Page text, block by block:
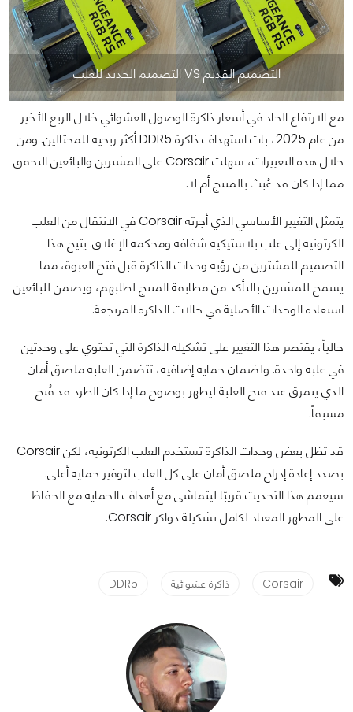
التصميم القديم VS التصميم الجديد للعلب
مع الارتفاع الحاد في أسعار ذاكرة الوصول العشوائي خلال الربع الأخير
من عام 2025، بات استهداف ذاكرة DDR5 أكثر ربحية للمحتالين. ومن
خلال هذه التغييرات، سهلت Corsair على المشترين والبائعين التحقق
مما إذا كان قد عُبث بالمنتج أم لا.
يتمثل التغيير الأساسي الذي أجرته Corsair في الانتقال من العلب
الكرتونية إلى علب بلاستيكية شفافة ومحكمة الإغلاق. يتيح هذا
التصميم للمشترين من رؤية وحدات الذاكرة قبل فتح العبوة، مما
يسمح للمشترين بالتأكد من مطابقة المنتج لطلبهم، ويضمن للبائعين
استعادة الوحدات الأصلية في حالات الذاكرة المرتجعة.
حالياً، يقتصر هذا التغيير على تشكيلة الذاكرة التي تحتوي على وحدتين
في علبة واحدة. ولضمان حماية إضافية، تتضمن العلبة ملصق أمان
الذي يتمزق عند فتح العلبة ليظهر بوضوح ما إذا كان الطرد قد فُتح
مسبقاً.
قد تظل بعض وحدات الذاكرة تستخدم العلب الكرتونية، لكن Corsair
بصدد إعادة إدراج ملصق أمان على كل العلب لتوفير حماية أعلى.
سيعمم هذا التحديث قريبًا ليتماشى مع أهداف الحماية مع الحفاظ
على المظهر المعتاد لكامل تشكيلة ذواكر Corsair.
Corsair ذاكرة عشوائية DDR5